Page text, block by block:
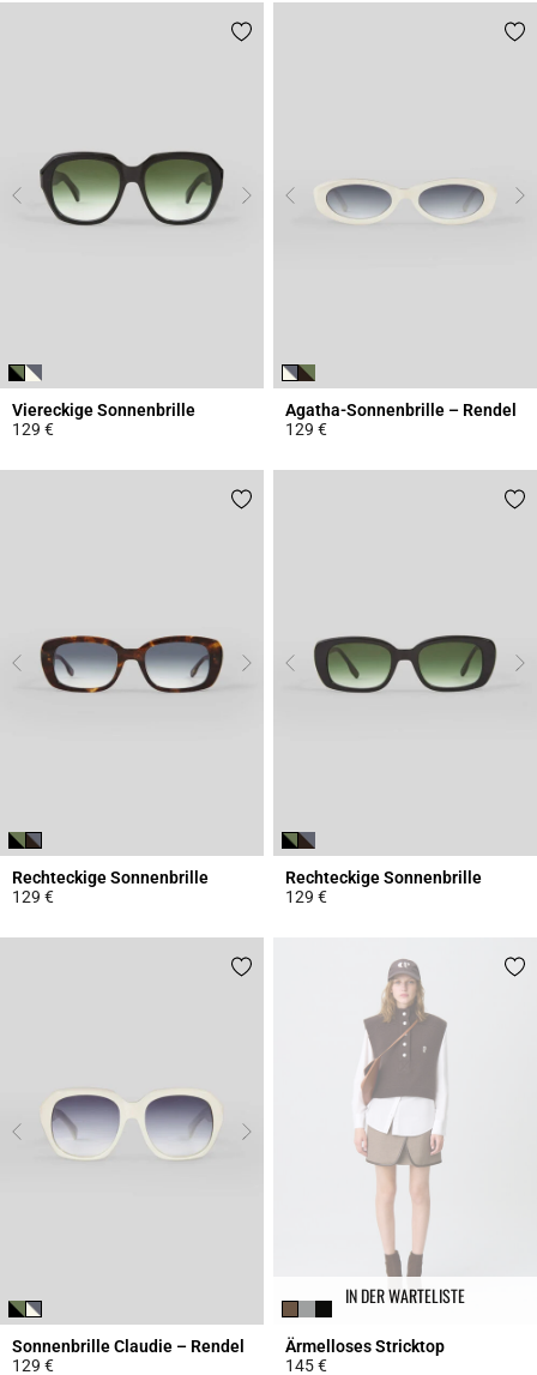
Viereckige Sonnenbrille
129 €
Agatha-Sonnenbrille – Rendel
129 €
Rechteckige Sonnenbrille
129 €
Rechteckige Sonnenbrille
129 €
Sonnenbrille Claudie – Rendel
129 €
IN DER WARTELISTE
Ärmelloses Stricktop
145 €